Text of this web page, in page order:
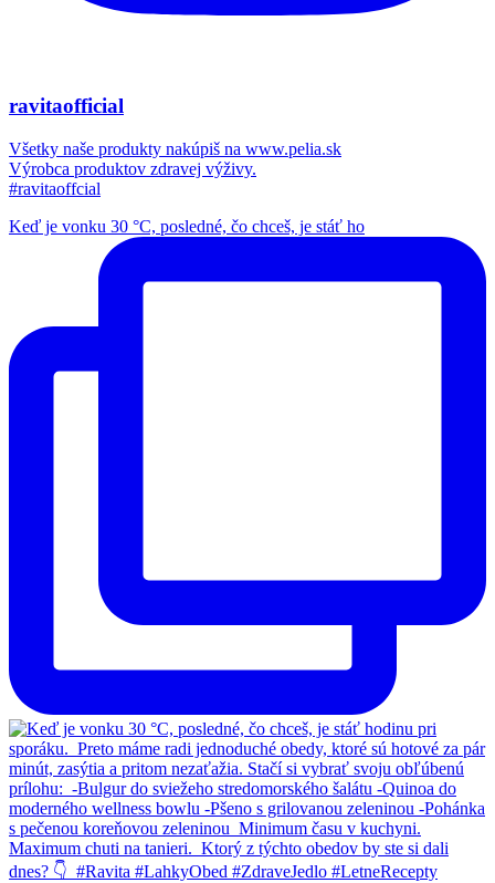
ravitaofficial
Všetky naše produkty nakúpiš na www.pelia.sk
Výrobca produktov zdravej výživy.
#ravitaoffcial
Keď je vonku 30 °C, posledné, čo chceš, je stáť ho